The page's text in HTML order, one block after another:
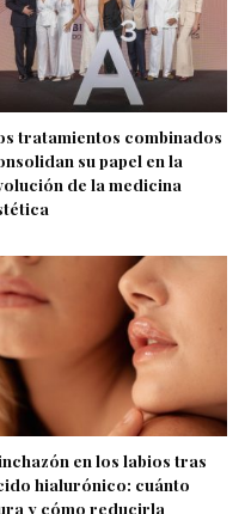
tratamientos combinados
su papel en la
de la medicina
en los labios tras
hialurónico: cuánto
y cómo reducirla